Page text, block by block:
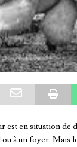
est en situation
à un foyer. Mais